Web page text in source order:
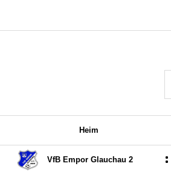
Heim
VfB Empor Glauchau 2 :